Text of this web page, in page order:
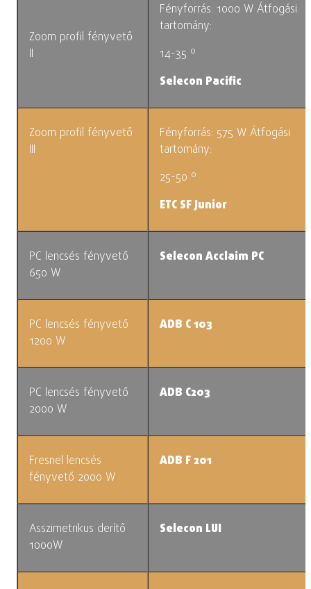
Zoom profil fényvető
II
Fényforrás: 1000 W Átfogási
tartomány:
14-35 º
Selecon Pacific
Zoom profil fényvető
III
Fényforrás: 575 W Átfogási
tartomány:
25-50 º
ETC SF Junior
PC lencsés fényvető
650 W
Selecon Acclaim PC
PC lencsés fényvető
1200 W
ADB C 103
PC lencsés fényvető
2000 W
ADB C203
Fresnel lencsés
fényvető 2000 W
ADB F 201
Asszimetrikus derítő
1000W
Selecon LUI